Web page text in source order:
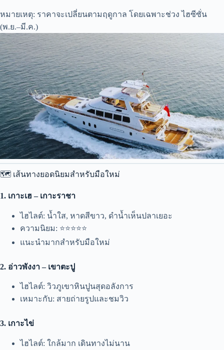
หมายเหตุ: ราคาจะเปลี่ยนตามฤดูกาล โดยเฉพาะช่วง ไฮซีซั่น
(พ.ย.–มี.ค.)
🗺️ เส้นทางยอดนิยมสำหรับมือใหม่
1. เกาะเฮ – เกาะราชา
ไฮไลต์: น้ำใส, หาดสีขาว, ดำน้ำเห็นปลาเยอะ
ความนิยม: ⭐⭐⭐⭐⭐
แนะนำมากสำหรับมือใหม่
2. อ่าวพังงา – เขาตะปู
ไฮไลต์: วิวภูเขาหินปูนสุดอลังการ
เหมาะกับ: สายถ่ายรูปและชมวิว
3. เกาะไข่
ไฮไลต์: ใกล้มาก เดินทางไม่นาน